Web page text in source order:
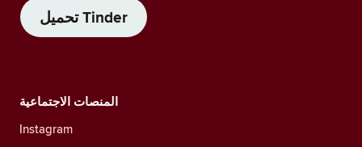
تحميل Tinder
المنصات الاجتماعية
Instagram